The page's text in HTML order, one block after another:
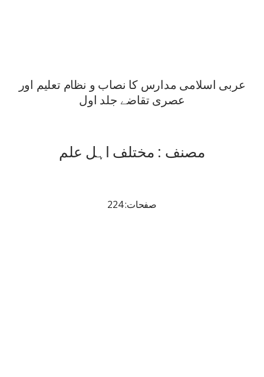
عربی اسلامی مدارس کا نصاب و نظام تعلیم اور
عصری تقاضے جلد اول
مصنف : مختلف اہل علم
صفحات: 224